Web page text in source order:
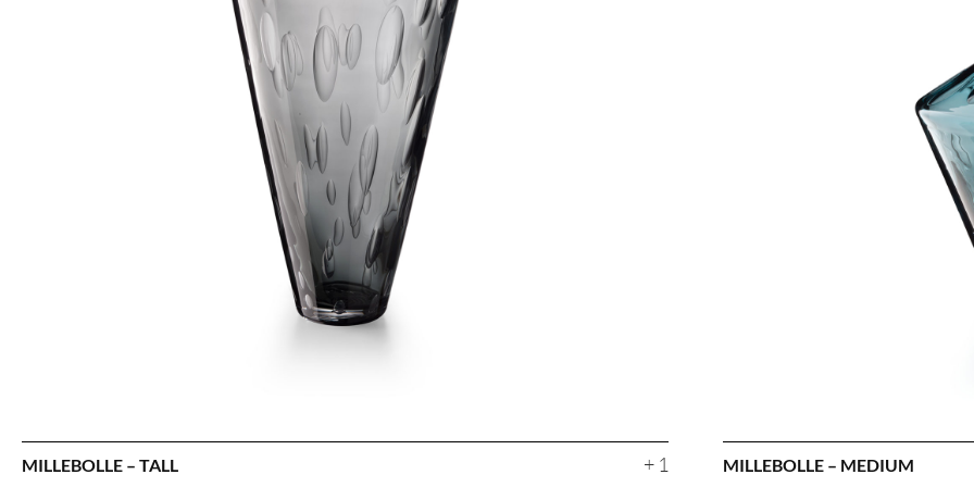
MILLEBOLLE – TALL + 1 MILLEBOLLE – MEDIUM